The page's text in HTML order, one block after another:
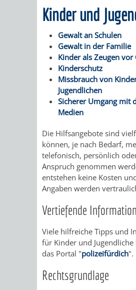
AUFGABEN
DER
UNTEREN
SATZUNGEN
IM
BEREICH
TAG
DES
OFFENEN
VERKAUF
HÄUSER
VERMIETE
DOCH
/
Kinder und
Gewalt an Schulen
Gewalt in der Familie
Kinder als Zeugen vor
Kinderschutz
Missbrauch von
Jugendlichen
Sicherer Umgang mit
Medien
Die Hilfsangebote sind
können, je nach Bedarf,
telefonisch, persönlich
Anspruch genommen
entstehen keine Kosten
Angaben werden
Vertiefende
Viele hilfreiche Tipps und
für Kinder und
das Portal "polizeifürdich".
Rechtsgrundlage